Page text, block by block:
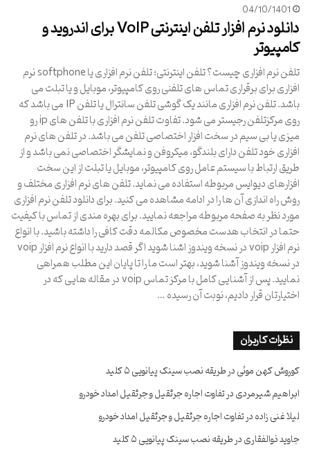
04/10/1401
دانلود نرم افزار تلفن اینترنتی VoIP برای اندروید و
کامپیوتر
تلفن نرم افزاری چیست؟ تلفن اینترنتی؛ تلفن نرم افزاری یا softphone نرم
افزاری برای برقراری تماس های تلفنی روی کامپیوتر، موبایل و یا تبلت می
باشد. تلفن نرم افزاری مانند یک گوشی تلفن سانترال یا تلفن IP می باشد که
روی مرکزتلفن رجیستر می شود. تفاوت تلفن نرم افزاری با تلفن های ip رو
میزی یا بی سیم در سخت افزار اختصاصی تلفن می باشد. در تلفن های نرم
افزاری خود تلفن دارای بلندگو، میکروفن و نمایشگر اختصاصی نمی باشد و از
طریق ارتباط با سیستم عامل روی کامپیوتر، موبایل یا تبلت از این سخت
افزارهای دیوایس مربوطه استفاده می نماید. تلفن های نرم افزاری مختلف و
روش راه اندازی آن ها را در ادامه مشاهده می کنید. برای دانلود تلفن نرم افزاری
مورد نظر به صفحه مربوطه مراجعه نمایید. برای بهره مندی از تماس با کیفیت
حتما در انتخاب هدست مخصوص مکالمه دقت کافی را داشته باشید. با انواع
نرم افزار voip در نسخه ویندوز اشنا شوید اگر قصد دارید با انواع نرم افزار voip
در نسخه ویندوز آشنا شوید، بهتر است ما را تا پایان این مطلب همراهی
نمایید. پس از آشنایی کامل با مرکز تماس voip در مقاله هایی که در
اختیارتان قرار دادیم، نوبت آن رسیده …
نظرات کاربران
کوروش کهن موئیدرطریقه نصب سینک پیانویی ۵ کلید
ابراهیم شیرمردیدرتفاوت اجاره جرثقیل و جرثقیل امداد خودرو
لیلا غنی زادهدرتفاوت اجاره جرثقیل و جرثقیل امداد خودرو
جاوید ذوالفقاریدرطریقه نصب سینک پیانویی ۵ کلید